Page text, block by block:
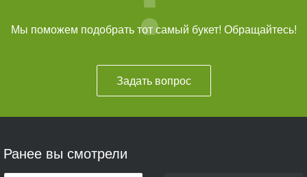
Мы поможем подобрать тот самый букет! Обращайтесь!
Задать вопрос
Ранее вы смотрели